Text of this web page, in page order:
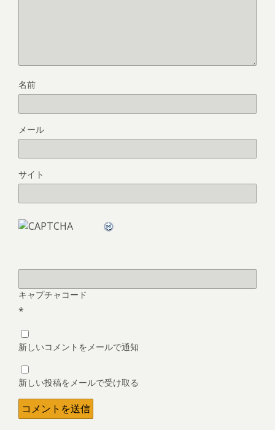
名前
メール
サイト
キャプチャコード
*
新しいコメントをメールで通知
新しい投稿をメールで受け取る